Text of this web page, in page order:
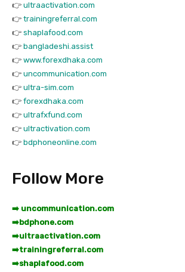
👉 ultraactivation.com
👉 trainingreferral.com
👉 shaplafood.com
👉 bangladeshi.assist
👉 www.forexdhaka.com
👉 uncommunication.com
👉 ultra-sim.com
👉 forexdhaka.com
👉 ultrafxfund.com
👉 ultractivation.com
👉 bdphoneonline.com
Follow More
➡️ uncommunication.com
➡️bdphone.com
➡️ultraactivation.com
➡️trainingreferral.com
➡️shaplafood.com